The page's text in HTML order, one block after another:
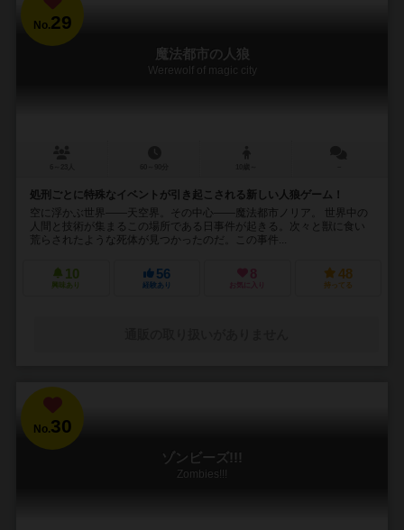
No.29
魔法都市の人狼
Werewolf of magic city
処刑ごとに特殊なイベントが引き起こされる新しい人狼ゲーム！
空に浮かぶ世界――天空界。その中心――魔法都市ノリア。 世界中の
人間と技術が集まるこの場所である日事件が起きる。次々と獣に食い
荒らされたような死体が見つかったのだ。この事件...
10
興味あり
56
経験あり
8
お気に入り
48
持ってる
No.30
ゾンビーズ!!!
Zombies!!!